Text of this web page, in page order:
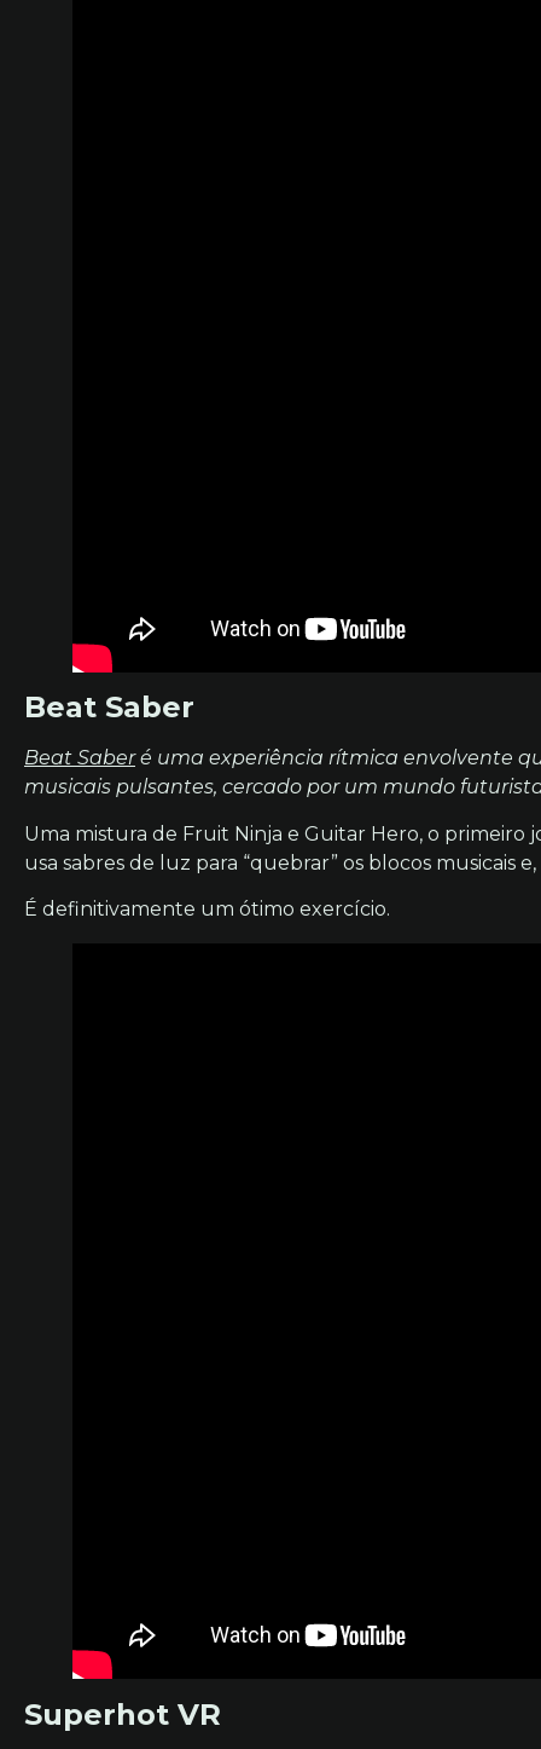
Beat Saber
Beat Saberé uma experiência rítmica envolvente
musicais pulsantes, cercado por um mundo
Uma mistura de Fruit Ninja e Guitar Hero, o
usa sabres de luz para “quebrar” os blocos musicais
É definitivamente um ótimo exercício.
Superhot VR